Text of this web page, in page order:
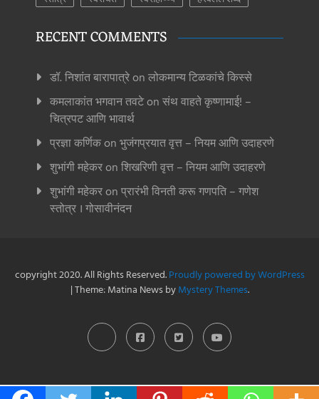
RECENT COMMENTS
डॉ. निशांत बारापात्रेon लोकमान्य टिळकांचे किस्से
कमलाकांत भगवान तवटेon संथ वाहते कृष्णामाई! –
चित्रपट आणि भावार्थ
प्रज्ञा कर्णिकon भुजंगप्रयात वृत्त – नियम आणि उदाहरणे
शुभांगी महेकरon शिखरिणी वृत्त – नियम आणि उदाहरणे
शुभांगी महेकरon प्रारंभी विनती करू गणपति – गणेश
स्तोत्र । गोसावीनंदन
copyright 2020. All Rights Reserved.Proudly powered by WordPress
|Theme: Matina News byMystery Themes.